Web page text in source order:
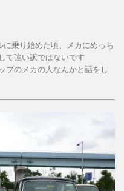
乗り始めた頃、メカにめっち
て強い訳ではないです
プのメカの人なんかと話をし